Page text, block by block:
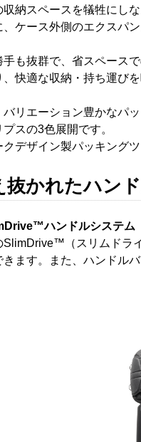
収納スペースを犠牲にし
、ケース外側のエクスパ
手も抜群で、省スペース
、快適な収納・持ち運びを
バリエーション豊かなパ
プスの3色展開です。
デザイン製パッキングツ
抜かれたハン
ハンドルシステム
SlimDrive™（スリムドラ
きます。また、ハンドル